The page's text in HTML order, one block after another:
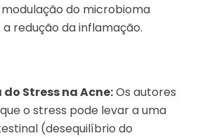
do microbioma
redução da inflamação.
Stress na Acne:Os autores
o stress pode levar a uma
(desequilíbrio do